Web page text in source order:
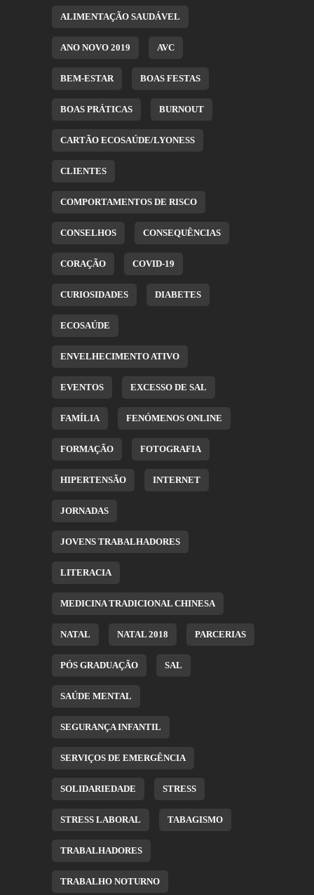
ALIMENTAÇÃO SAUDÁVEL
ANO NOVO 2019 AVC
BEM-ESTAR BOAS FESTAS
BOAS PRÁTICAS BURNOUT
CARTÃO ECOSAÚDE/LYONESS
CLIENTES
COMPORTAMENTOS DE RISCO
CONSELHOS CONSEQUÊNCIAS
CORAÇÃO COVID-19
CURIOSIDADES DIABETES
ECOSAÚDE
ENVELHECIMENTO ATIVO
EVENTOS EXCESSO DE SAL
FAMÍLIA FENÓMENOS ONLINE
FORMAÇÃO FOTOGRAFIA
HIPERTENSÃO INTERNET
JORNADAS
JOVENS TRABALHADORES
LITERACIA
MEDICINA TRADICIONAL CHINESA
NATAL NATAL 2018 PARCERIAS
PÓS GRADUAÇÃO SAL
SAÚDE MENTAL
SEGURANÇA INFANTIL
SERVIÇOS DE EMERGÊNCIA
SOLIDARIEDADE STRESS
STRESS LABORAL TABAGISMO
TRABALHADORES
TRABALHO NOTURNO